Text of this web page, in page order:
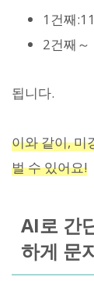
1건째
2건째
됩니다.
이와 같이, 미
벌 수 있어요!
AI로 간
하게 문